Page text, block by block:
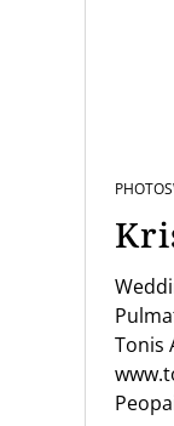
PHOTOS
Tonis